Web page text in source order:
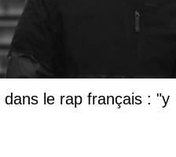
le rap français : "y